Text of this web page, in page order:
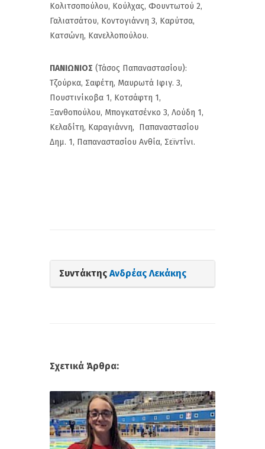
Κολιτσοπούλου, Κούλχας, Φουντωτού 2,
Γαλιατσάτου, Κοντογιάννη 3, Καρύτσα,
Κατσώνη, Κανελλοπούλου.
ΠΑΝΙΩΝΙΟΣ (Τάσος Παπαναστασίου):
Τζούρκα, Σαφέτη, Μαυρωτά Ιφιγ. 3,
Πουστινίκοβα 1, Κοτσάφτη 1,
Ξανθοπούλου, Μπογκατσένκο 3, Λούδη 1,
Κελαδίτη, Καραγιάννη, Παπαναστασίου
Δημ. 1, Παπαναστασίου Ανθία, Σεϊντίνι.
Συντάκτης Ανδρέας Λεκάκης
Σχετικά Άρθρα: